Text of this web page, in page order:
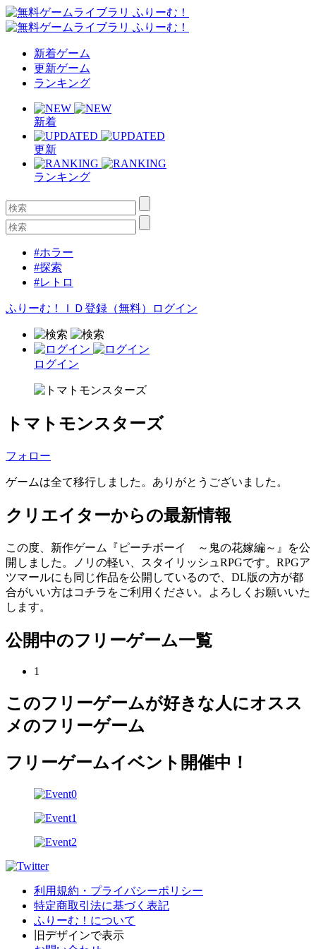
新着ゲーム
更新ゲーム
ランキング
新着
更新
ランキング
#ホラー
#探索
#レトロ
ふりーむ！ＩＤ登録（無料） ログイン
ログイン
トマトモンスターズ
フォロー
ゲームは全て移行しました。ありがとうございました。
クリエイターからの最新情報
この度、新作ゲーム『ピーチボーイ ～鬼の花嫁編～』を公
開しました。ノリの軽い、スタイリッシュRPGです。RPGア
ツマールにも同じ作品を公開しているので、DL版の方が都
合がいい方はコチラをご利用ください。よろしくお願いいた
します。
公開中のフリーゲーム一覧
1
このフリーゲームが好きな人にオスス
メのフリーゲーム
フリーゲームイベント開催中！
利用規約・プライバシーポリシー
特定商取引法に基づく表記
ふりーむ！について
旧デザインで表示